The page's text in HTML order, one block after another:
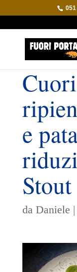
e
Stout
da Daniele |